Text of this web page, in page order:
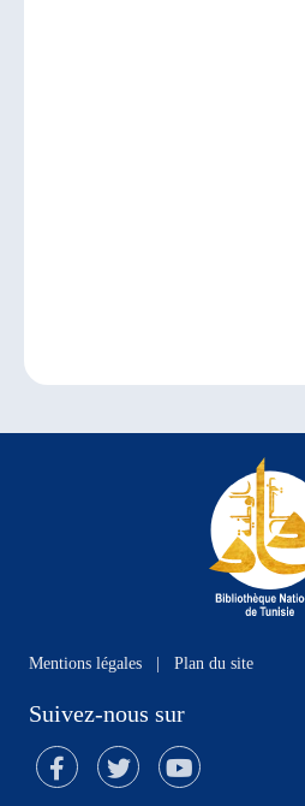
Mentions légales Plan du site
Suivez-nous sur